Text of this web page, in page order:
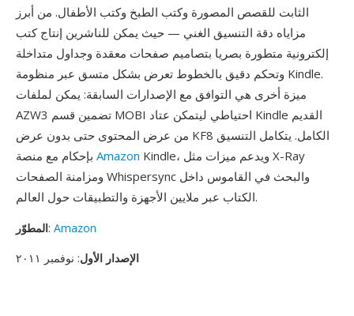
الثابت للقصص المصورة وكتب الطبخ وكتب الأطفال. من أبرز
مزاياه دقة التنسيق الغني — حيث يمكن للناشرين إنتاج كتب
إلكترونية متطورة بصريا بتصاميم صفحات معقدة وجداول متداخلة
وتحكم دقيق بالخطوط تعرض بشكل متسق عبر منظومة Kindle.
ميزة أخرى هي التوافق مع الإصدارات السابقة: يمكن لملفات
AZW3 تضمين قسم MOBI احتياطي ليتمكن عتاد Kindle القديم
من عرض المحتوى حتى بدون عرض KF8 الكامل. يتكامل التنسيق
Amazon Kindle، ويدعم ميزات مثل X-Ray
ومزامنة الصفحات Whispersync والبحث في القاموس داخل
الكتاب عبر ملايين الأجهزة والتطبيقات حول العالم.
المطوّر: Amazon
الإصدار الأول: نوفمبر ٢٠١١